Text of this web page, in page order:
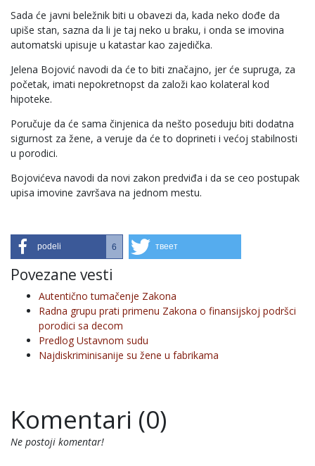
Sada će javni beležnik biti u obavezi da, kada neko dođe da
upiše stan, sazna da li je taj neko u braku, i onda se imovina
automatski upisuje u katastar kao zajedička.
Jelena Bojović navodi da će to biti značajno, jer će supruga, za
početak, imati nepokretnopst da založi kao kolateral kod
hipoteke.
Poručuje da će sama činjenica da nešto poseduju biti dodatna
sigurnost za žene, a veruje da će to doprineti i većoj stabilnosti
u porodici.
Bojovićeva navodi da novi zakon predviđa i da se ceo postupak
upisa imovine završava na jednom mestu.
podeli 6 твеет
Povezane vesti
Autentično tumačenje Zakona
Radna grupu prati primenu Zakona o finansijskoj podršci
porodici sa decom
Predlog Ustavnom sudu
Najdiskriminisanije su žene u fabrikama
Komentari (0)
Ne postoji komentar!